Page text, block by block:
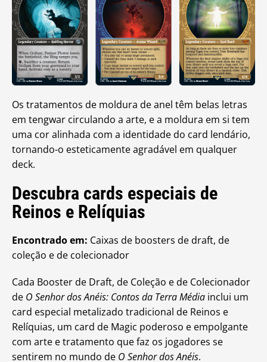
Os tratamentos de moldura de anel têm belas letras
em tengwar circulando a arte, e a moldura em si tem
uma cor alinhada com a identidade do card lendário,
tornando-o esteticamente agradável em qualquer
deck.
Descubra cards especiais de
Reinos e Relíquias
Encontrado em: Caixas de boosters de draft, de
coleção e de colecionador
Cada Booster de Draft, de Coleção e de Colecionador
de O Senhor dos Anéis: Contos da Terra Média inclui um
card especial metalizado tradicional de Reinos e
Relíquias, um card de Magic poderoso e empolgante
com arte e tratamento que faz os jogadores se
sentirem no mundo de O Senhor dos Anéis.